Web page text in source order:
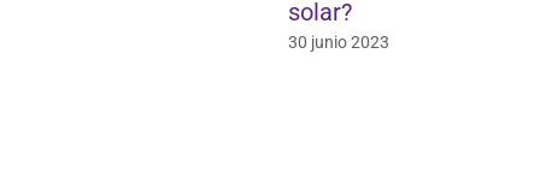
solar?
30 junio 2023